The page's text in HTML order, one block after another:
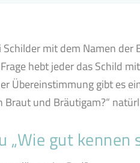
mit dem Namen
hebt jeder das Schild
Übereinstimmung gibt es
Braut und Bräutigam?“
„Wie gut